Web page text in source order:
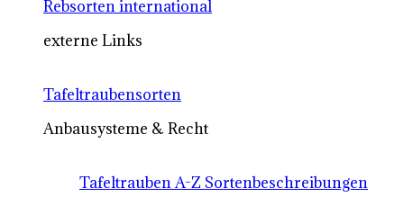
Rebsorten international
externe Links
Tafeltraubensorten
Anbausysteme & Recht
Tafeltrauben A-Z Sortenbeschreibungen